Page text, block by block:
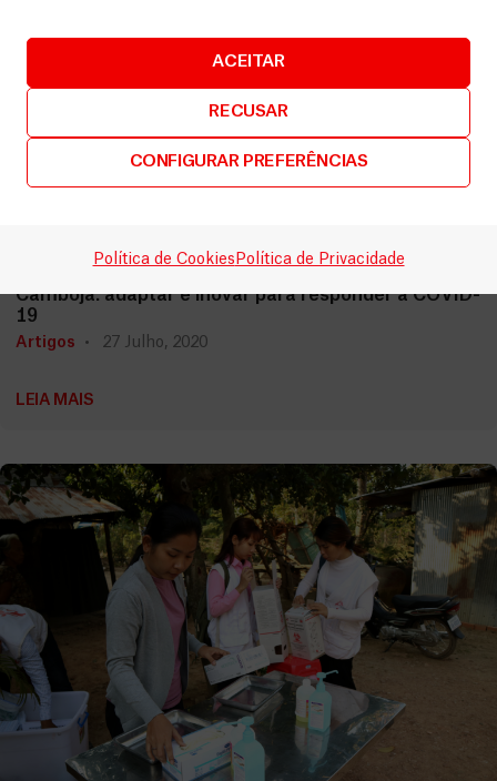
ACEITAR
RECUSAR
CONFIGURAR PREFERÊNCIAS
Política de Cookies Política de Privacidade
Camboja
Camboja: adaptar e inovar para responder à COVID-
19
Artigos 27 Julho, 2020
LEIA MAIS